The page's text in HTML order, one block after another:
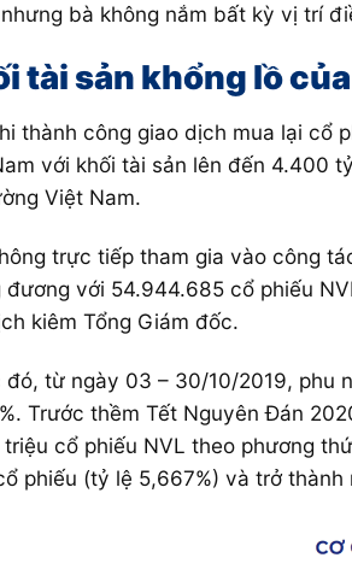
bà không nắm bất kỳ vị trí
tài sản khổng lồ
thành công giao dịch mua lại cổ
với khối tài sản lên đến 4.400
Việt Nam.
trực tiếp tham gia vào công
đương với 54.944.685 cổ phiếu
kiêm Tổng Giám đốc.
đó, từ ngày 03 – 30/10/2019, phu
Trước thềm Tết Nguyên Đán
triệu cổ phiếu NVL theo phương
phiếu (tỷ lệ 5,667%) và trở